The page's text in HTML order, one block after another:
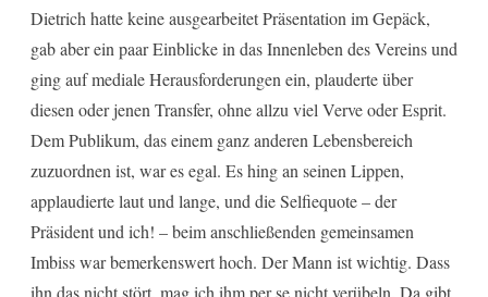
Dietrich hatte keine ausgearbeitet Präsentation im Gepäck,
gab aber ein paar Einblicke in das Innenleben des Vereins und
ging auf mediale Herausforderungen ein, plauderte über
diesen oder jenen Transfer, ohne allzu viel Verve oder Esprit.
Dem Publikum, das einem ganz anderen Lebensbereich
zuzuordnen ist, war es egal. Es hing an seinen Lippen,
applaudierte laut und lange, und die Selfiequote – der
Präsident und ich! – beim anschließenden gemeinsamen
Imbiss war bemerkenswert hoch. Der Mann ist wichtig. Dass
ihn das nicht stört, mag ich ihm per se nicht verübeln. Da gibt